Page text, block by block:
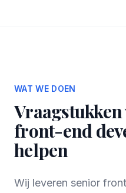
WAT WE DOEN
front-end
helpen
Wij leveren senior